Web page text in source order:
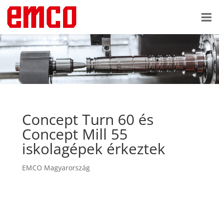
Concept Turn 60 és
Concept Mill 55
iskolagépek érkeztek
EMCO Magyarország